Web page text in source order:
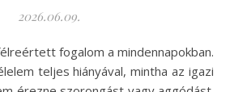
2026.06.09.
teljes hiányával, mintha az igazi